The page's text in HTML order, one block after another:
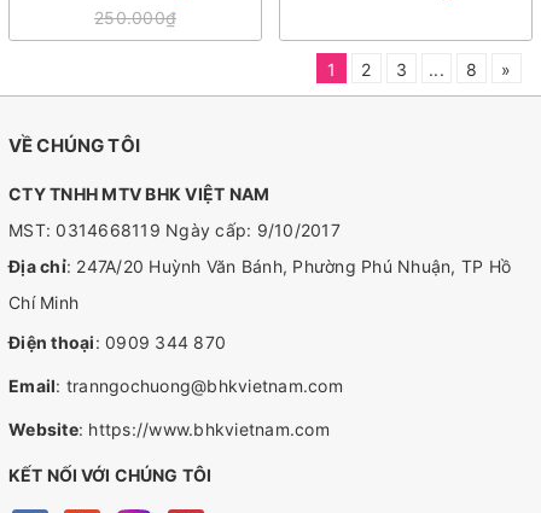
250.000₫
1 2 3 ... 8 »
VỀ CHÚNG TÔI
CTY TNHH MTV BHK VIỆT NAM
MST: 0314668119 Ngày cấp: 9/10/2017
Địa chỉ: 247A/20 Huỳnh Văn Bánh, Phường Phú Nhuận, TP Hồ
Chí Minh
Điện thoại: 0909 344 870
Email: tranngochuong@bhkvietnam.com
Website: https://www.bhkvietnam.com
KẾT NỐI VỚI CHÚNG TÔI